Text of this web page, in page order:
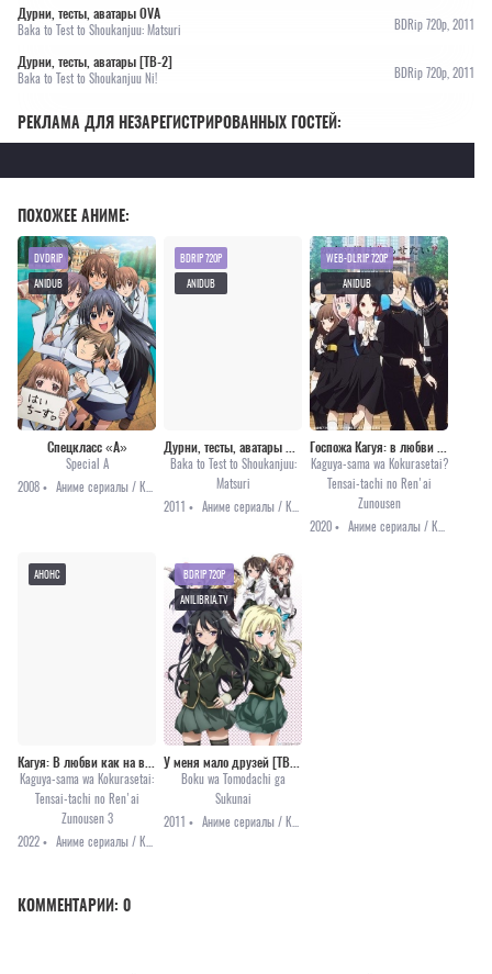
Дурни, тесты, аватары OVA
Baka to Test to Shoukanjuu: Matsuri BDRip 720p, 2011
Дурни, тесты, аватары [ТВ-2]
Baka to Test to Shoukanjuu Ni! BDRip 720p, 2011
РЕКЛАМА ДЛЯ НЕЗАРЕГИСТРИРОВАННЫХ ГОСТЕЙ:
ПОХОЖЕЕ АНИМЕ:
Спецкласс «А»
Special A
2008 •
DVDRIP
ANIDUB
Baka to Test to Shoukanjuu:
Matsuri
2011 •
BDRIP 720P
ANIDUB
Kaguya-sama wa Kokurasetai?
Tensai-tachi no Ren'ai
Zunousen
2020 •
WEB-DLRIP 720P
ANIDUB
Кагуя: В любви как на войне [ТВ-3]
Kaguya-sama wa Kokurasetai:
Tensai-tachi no Ren'ai
Zunousen 3
2022 •
Аниме сериалы / Комедия / Романтика / Анонсы
АНОНС
У меня мало друзей [ТВ-1]
Boku wa Tomodachi ga
Sukunai
2011 •
Аниме сериалы / Комедия / Повседневность / Этти
BDRIP 720P
ANILIBRIA.TV
КОММЕНТАРИИ: 0